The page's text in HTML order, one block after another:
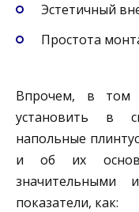
Эстетичный
Простота
Впрочем, в том
установить в
напольные
и об их
значительными
показатели, как: